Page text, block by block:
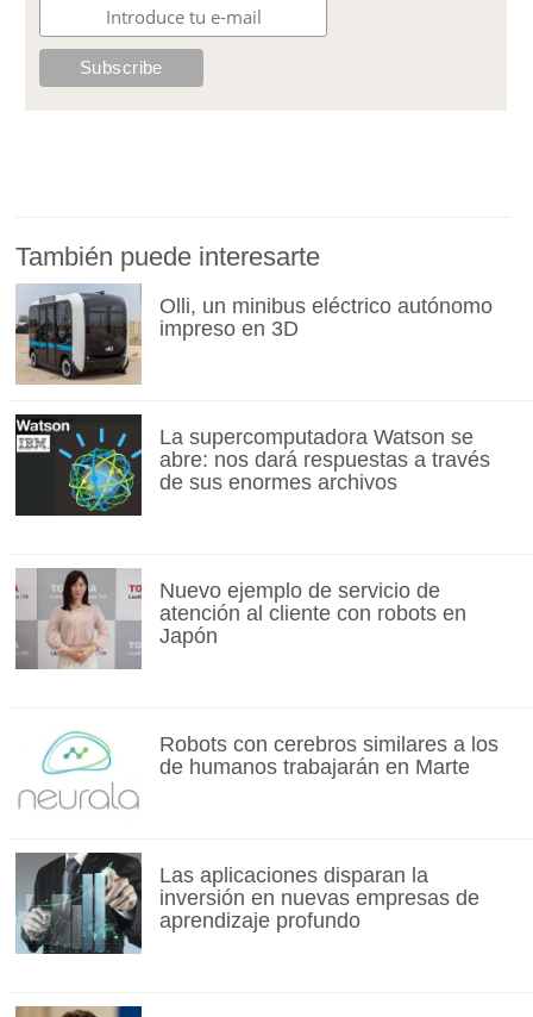
También puede interesarte
Olli, un minibus eléctrico autónomo
impreso en 3D
La supercomputadora Watson se
abre: nos dará respuestas a través
de sus enormes archivos
Nuevo ejemplo de servicio de
atención al cliente con robots en
Japón
Robots con cerebros similares a los
de humanos trabajarán en Marte
Las aplicaciones disparan la
inversión en nuevas empresas de
aprendizaje profundo